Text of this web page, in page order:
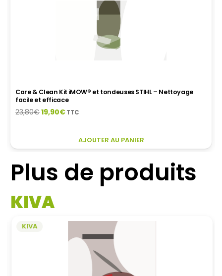
Care & Clean Kit iMOW® et tondeuses STIHL – Nettoyage
facile et efficace
23,80€Le
19,90€Le
est :
TTC
AJOUTER AU PANIER
Plus de produits
KIVA
KIVA